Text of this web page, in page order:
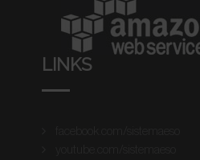
LINKS